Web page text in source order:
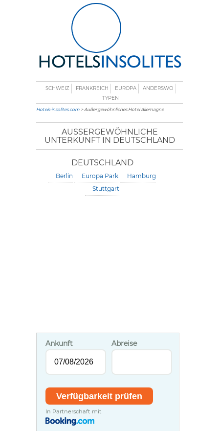
SCHWEIZ FRANKREICH EUROPA
ANDERSWO
TYPEN
Hotels-insolites.com > Außergewöhnliches Hotel Allemagne
AUSSERGEWÖHNLICHE U
NTERKUNFT IN DEUTSCHLAND
DEUTSCHLAND
Berlin Europa Park
Hamburg
Stuttgart
Ankunft Abreise
In Partnerschaft mit